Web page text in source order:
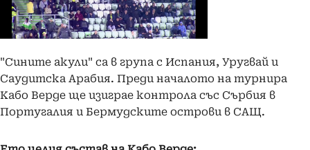
"Сините акули" са в група с Испания, Уругвай и
Саудитска Арабия. Преди началото на турнира
Кабо Верде ще изиграе контрола със Сърбия в
Португалия и Бермудските острови в САЩ.